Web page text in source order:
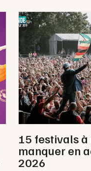
15 festivals à
manquer en
2026